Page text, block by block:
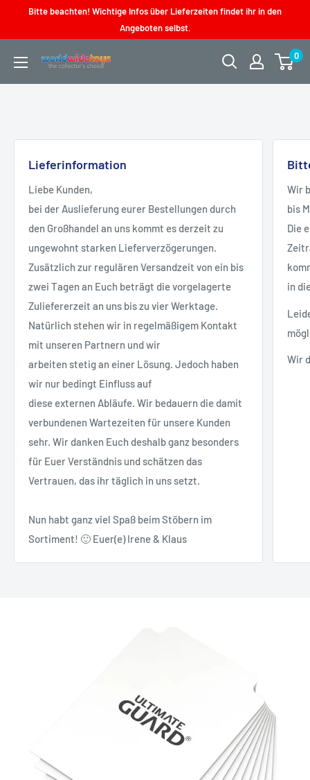
Bitte beachten! Wichtige Infos über Lieferzeiten findet ihr in den
Angeboten selbst.
worldwidetoys
0
Lieferinformation
Liebe Kunden,
bei der Auslieferung eurer Bestellungen durch
den Großhandel an uns kommt es derzeit zu
ungewohnt starken Lieferverzögerungen.
Zusätzlich zur regulären Versandzeit von ein bis
zwei Tagen an Euch beträgt die vorgelagerte
Zuliefererzeit an uns bis zu vier Werktage.
Natürlich stehen wir in regelmäßigem Kontakt
mit unseren Partnern und wir
arbeiten stetig an einer Lösung. Jedoch haben
wir nur bedingt Einfluss auf
diese externen Abläufe. Wir bedauern die damit
verbundenen Wartezeiten für unsere Kunden
sehr. Wir danken Euch deshalb ganz besonders
für Euer Verständnis und schätzen das
Vertrauen, das ihr täglich in uns setzt.
Nun habt ganz viel Spaß beim Stöbern im
Sortiment! 🙂 Euer(e) Irene & Klaus
Wir
bis
Die
in
Wir